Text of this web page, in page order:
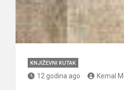
KNJIŽEVNI KUTAK
12 godina ago Kemal